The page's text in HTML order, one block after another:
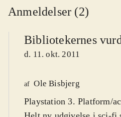
Anmeldelser (2)
Bibliotekernes
d. 11. okt. 2011
af Ole Bisbjerg
Playstation 3. Platform/